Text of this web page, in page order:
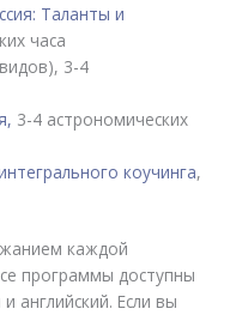
Таланты и
часа
3-4
3-4 астрономических
коучинга,
каждой
программы доступны
английский. Если вы